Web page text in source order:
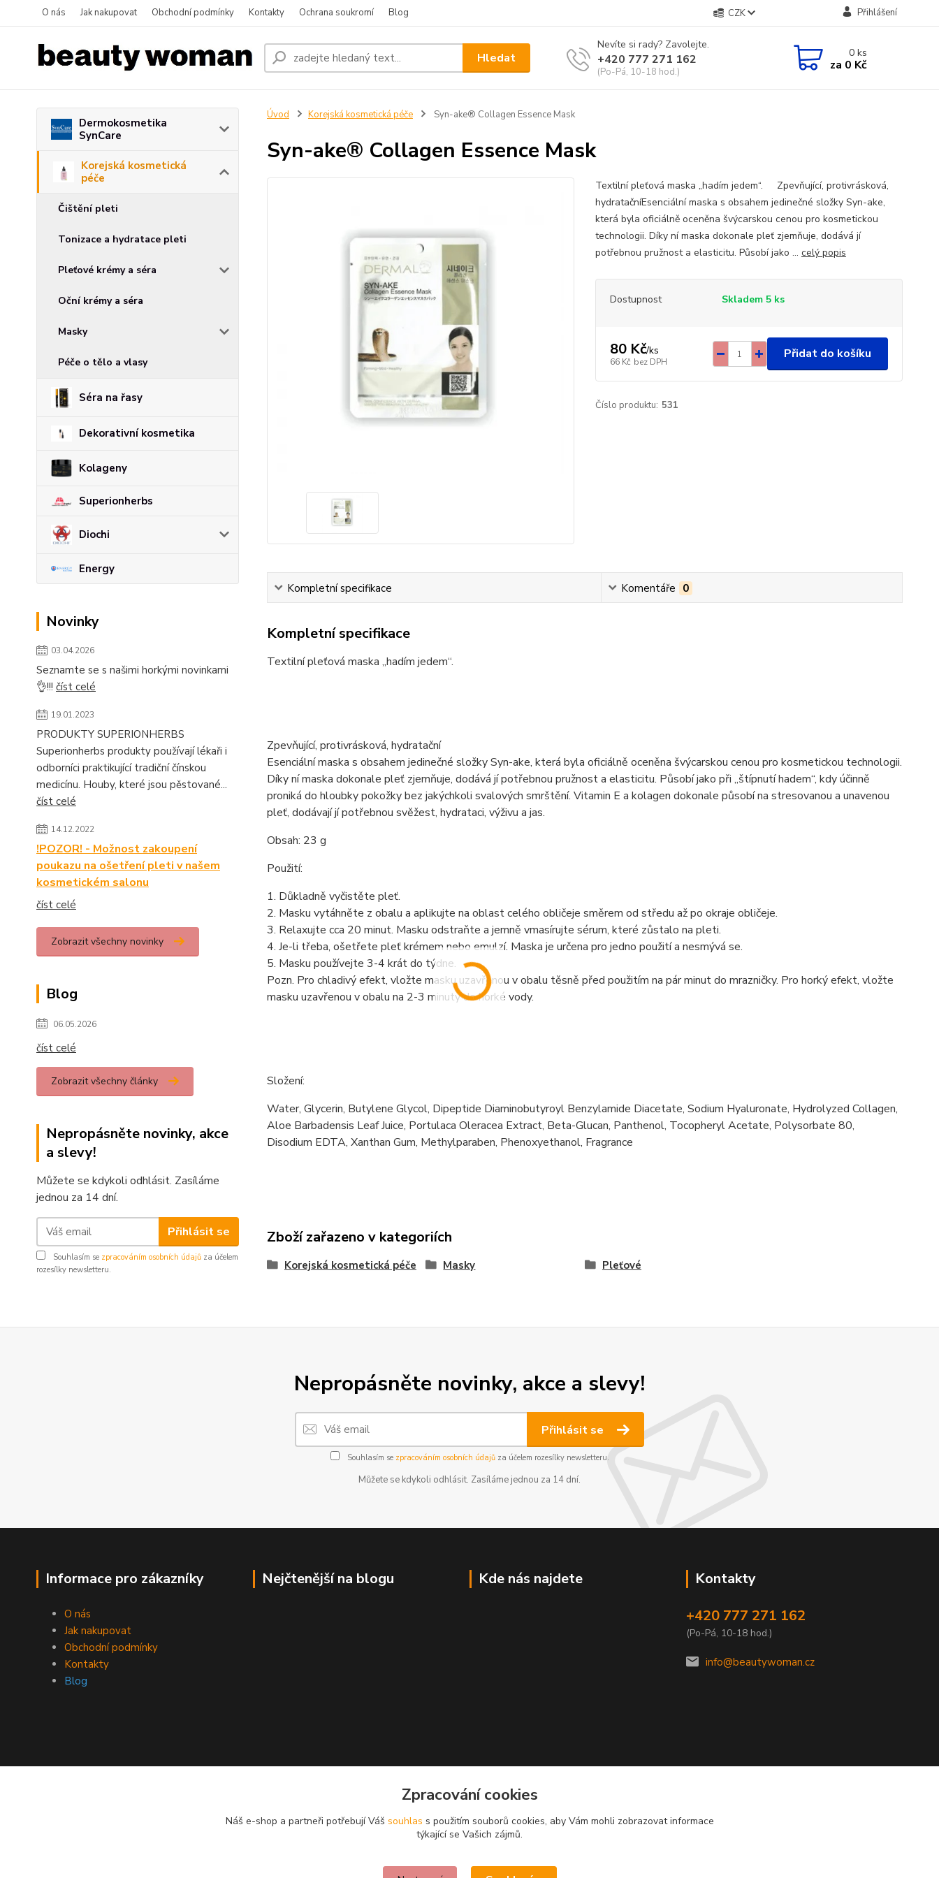
O nás Jak nakupovat Obchodní podmínky Kontakty Ochrana soukromí Blog CZK Přihlášení
Hledat
Nevíte si rady? Zavolejte.
+420 777 271 162
(Po-Pá, 10-18 hod.)
0ks
za 0 Kč
Dermokosmetika
SynCare
Korejská kosmetická
péče
Čištění pleti
Tonizace a hydratace pleti
Pleťové krémy a séra
Oční krémy a séra
Masky
Péče o tělo a vlasy
Séra na řasy
Dekorativní kosmetika
Kolageny
Superionherbs
Diochi
Energy
Novinky
03.04.2026
Seznamte se s našimi horkými novinkami
👌!!! číst celé
19.01.2023
PRODUKTY SUPERIONHERBS
Superionherbs produkty používají lékaři i
odborníci praktikující tradiční čínskou
medicínu. Houby, které jsou pěstované...
číst celé
14.12.2022
!POZOR! - Možnost zakoupení
poukazu na ošetření pleti v našem
kosmetickém salonu
číst celé
Zobrazit všechny novinky
Blog
06.05.2026
číst celé
Zobrazit všechny články
Nepropásněte novinky, akce
a slevy!
Můžete se kdykoli odhlásit. Zasíláme
jednou za 14 dní.
Přihlásit se
Souhlasím se zpracováním osobních údajů za účelem
rozesílky newsletteru.
Úvod Korejská kosmetická péče Syn-ake® Collagen Essence Mask
Syn-ake® Collagen Essence Mask
Textilní pleťová maska „hadím jedem“. Zpevňující, protivrásková,
hydratačníEsenciální maska s obsahem jedinečné složky Syn-ake,
která byla oficiálně oceněna švýcarskou cenou pro kosmetickou
technologii. Díky ní maska dokonale pleť zjemňuje, dodává jí
potřebnou pružnost a elasticitu. Působí jako ... celý popis
Dostupnost Skladem 5 ks
80 Kč/ks
66 Kč bez DPH
Přidat do košíku
Číslo produktu: 531
Kompletní specifikace Komentáře 0
Kompletní specifikace
Textilní pleťová maska „hadím jedem“.
Zpevňující, protivrásková, hydratační
Esenciální maska s obsahem jedinečné složky Syn-ake, která byla oficiálně oceněna švýcarskou cenou pro kosmetickou technologii.
Díky ní maska dokonale pleť zjemňuje, dodává jí potřebnou pružnost a elasticitu. Působí jako při „štípnutí hadem“, kdy účinně
proniká do hloubky pokožky bez jakýchkoli svalových smrštění. Vitamin E a kolagen dokonale působí na stresovanou a unavenou
pleť, dodávají jí potřebnou svěžest, hydrataci, výživu a jas.
Obsah: 23 g
Použití:
1. Důkladně vyčistěte pleť.
2. Masku vytáhněte z obalu a aplikujte na oblast celého obličeje směrem od středu až po okraje obličeje.
3. Relaxujte cca 20 minut. Masku odstraňte a jemně vmasírujte sérum, které zůstalo na pleti.
4. Je-li třeba, ošetřete pleť krémem nebo emulzí. Maska je určena pro jedno použití a nesmývá se.
5. Masku používejte 3-4 krát do týdne.
Pozn. Pro chladivý efekt, vložte masku uzavřenou v obalu těsně před použitím na pár minut do mrazničky. Pro horký efekt, vložte
masku uzavřenou v obalu na 2-3 minuty do horké vody.
Složení:
Water, Glycerin, Butylene Glycol, Dipeptide Diaminobutyroyl Benzylamide Diacetate, Sodium Hyaluronate, Hydrolyzed Collagen,
Aloe Barbadensis Leaf Juice, Portulaca Oleracea Extract, Beta-Glucan, Panthenol, Tocopheryl Acetate, Polysorbate 80,
Disodium EDTA, Xanthan Gum, Methylparaben, Phenoxyethanol, Fragrance
Zboží zařazeno v kategoriích
Korejská kosmetická péče Masky Pleťové
Nepropásněte novinky, akce a slevy!
Přihlásit se
Souhlasím se zpracováním osobních údajůza účelem rozesílky newsletteru.
Můžete se kdykoli odhlásit. Zasíláme jednou za 14 dní.
Informace pro zákazníky
O nás
Jak nakupovat
Obchodní podmínky
Kontakty
Blog
Nejčtenější na blogu Kde nás najdete
Kontakty
+420 777 271 162
(Po-Pá, 10-18 hod.)
info@beautywoman.cz
Zpracování cookies
Náš e-shop a partneři potřebují Váš souhlas s použitím souborů cookies, aby Vám mohli zobrazovat informace
týkající se Vašich zájmů.